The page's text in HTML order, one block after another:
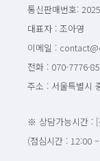
통신판매번호:
대표자 : 조아영
이메일 :
전화 : 070-7776-
주소 : 서울특별시
※ 상담가능시간 :
(점심시간 : 12:00